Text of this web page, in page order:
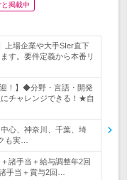
掲載中
上場企業や大手SIer直下
す。要件定義から本番リ
迎！】◆分野・言語・開発
チャレンジできる！★自
心、神奈川、千葉、埼
も実…
諸手当＋給与調整年2回
手当＋賞与2回…